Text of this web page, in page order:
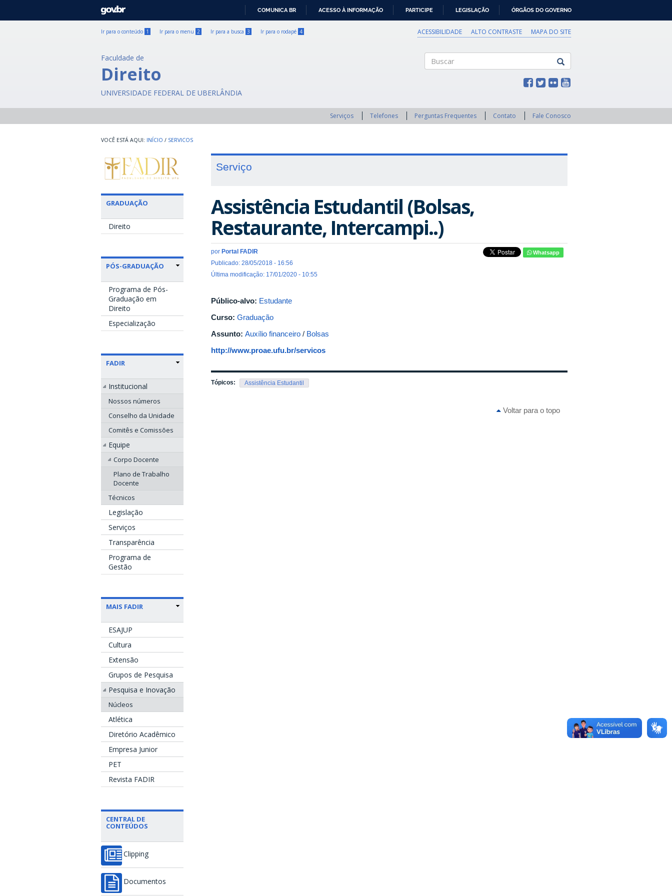
GOVBR
COMUNICA BR ACESSO À INFORMAÇÃO PARTICIPE LEGISLAÇÃO ÓRGÃOS DO GOVERNO
Ir para o conteúdo 1 Ir para o menu 2 Ir para a busca 3 Ir para o rodapé 4 ACESSIBILIDADE ALTO CONTRASTE MAPA DO SITE
Faculdade de
Direito
UNIVERSIDADE FEDERAL DE UBERLÂNDIA
Serviços Telefones Perguntas Frequentes Contato Fale Conosco
INÍCIO / SERVICOS
GRADUAÇÃO
Direito
PÓS-GRADUAÇÃO
Programa de Pós-
Graduação em
Direito
Especialização
FADIR
Institucional
Nossos números
Conselho da Unidade
Comitês e Comissões
Equipe
Corpo Docente
Plano de Trabalho
Docente
Técnicos
Legislação
Serviços
Transparência
Programa de
Gestão
MAIS FADIR
ESAJUP
Cultura
Extensão
Grupos de Pesquisa
Pesquisa e Inovação
Núcleos
Atlética
Diretório Acadêmico
Empresa Junior
PET
Revista FADIR
CENTRAL DE
CONTEÚDOS
Clipping
Documentos
Serviço
Assistência Estudantil (Bolsas,
Restaurante, Intercampi..)
por Portal FADIR
Publicado: 28/05/2018 - 16:56
Última modificação: 17/01/2020 - 10:55
Whatsapp
Público-alvo: Estudante
Curso: Graduação
Assunto: Auxílio financeiro / Bolsas
http://www.proae.ufu.br/servicos
Tópicos: Assistência Estudantil
Voltar para o topo